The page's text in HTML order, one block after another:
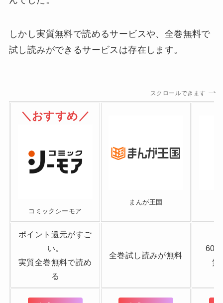
しかし実質無料で読めるサービスや、全巻無料で
試し読みができるサービスは存在します。
スクロールできます
＼おすすめ／
コミックシーモア
まんが王国
ポイント還元がすご
い。
実質全巻無料で読め
る
全巻試し読みが無料
無